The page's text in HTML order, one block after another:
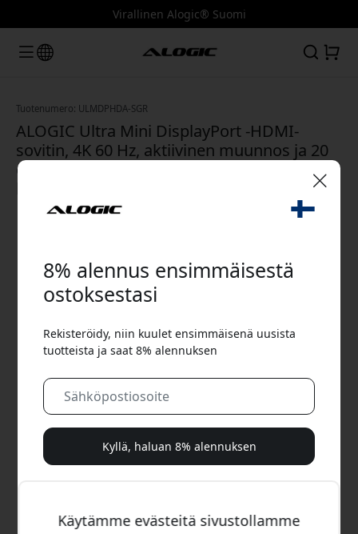
Virallinen Alogic® Suomi
Tuotenumero: ULMDPHDA-SGR
ALOGIC Ultra Mini DisplayPort -HDMI-
sovitin, 4K 60 Hz, aktiivinen muunnos ja 20
cm kaapeli näyttöä varten - Avaruuden
Käytämme evästeitä sivustollamme
8% alennus ensimmäisestä
ostoksestasi
Rekisteröidy, niin kuulet ensimmäisenä uusista
tuotteista ja saat 8% alennuksen
Kyllä, haluan 8% alennuksen
sarjat ja erikoistarjoukset.
🎉 Alennuskoodisi:
Käytä tätä koodia kassalla saadaksesi 8%
alennuksen.